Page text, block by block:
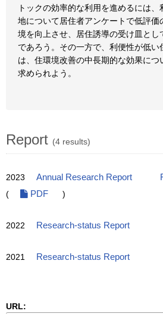
トックの効率的な利用を進めるには、
地について居住者アンケートで低評価
境を向上させ、居住誘導の受け皿とし
であろう。その一方で、利便性が低い
は、住環境改善の中長期的な効果につ
求められよう。
Report (4 results)
2023 Annual Research Report
(
PDF )
2022 Research-status Report
2021 Research-status Report
URL: